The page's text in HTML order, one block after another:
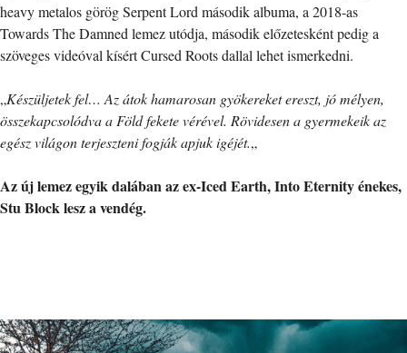
heavy metalos görög Serpent Lord második albuma, a 2018-as
Towards The Damned lemez utódja, második előzetesként pedig a
szöveges videóval kísért Cursed Roots dallal lehet ismerkedni.
„Készüljetek fel… Az átok hamarosan gyökereket ereszt, jó mélyen,
összekapcsolódva a Föld fekete vérével. Rövidesen a gyermekeik az
egész világon terjeszteni fogják apjuk igéjét.„
Az új lemez egyik dalában az ex-Iced Earth, Into Eternity énekes,
Stu Block lesz a vendég.